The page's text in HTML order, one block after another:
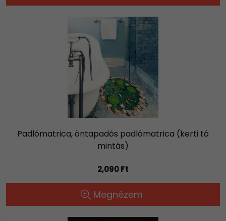
Padlómatrica, öntapadós padlómatrica (kerti tó
mintás)
2,090 Ft
Megnézem